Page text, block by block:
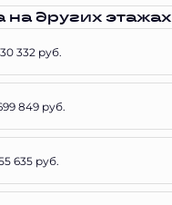
на других этажах
332 руб.
849 руб.
635 руб.